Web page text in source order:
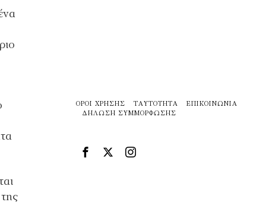
ΌΡΟΙ ΧΡΉΣΗΣ ΤΑΥΤΌΤΗΤΑ
ΕΠΙΚΟΙΝΩΝΊΑ
ΔΉΛΩΣΗ ΣΥΜΜΌΡΦΩΣΗΣ